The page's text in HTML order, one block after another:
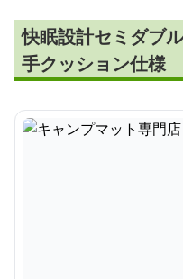
快眠設計セミダブ
手クッション仕様